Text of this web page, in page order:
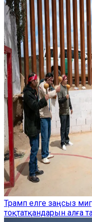
Трамп елге заңсыз
тоқтатқандарын алға